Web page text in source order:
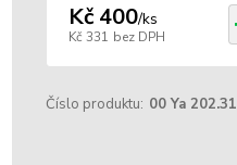
Kč 400/ks
Kč 331 bez DPH
Číslo produktu: 00 Ya 202.31